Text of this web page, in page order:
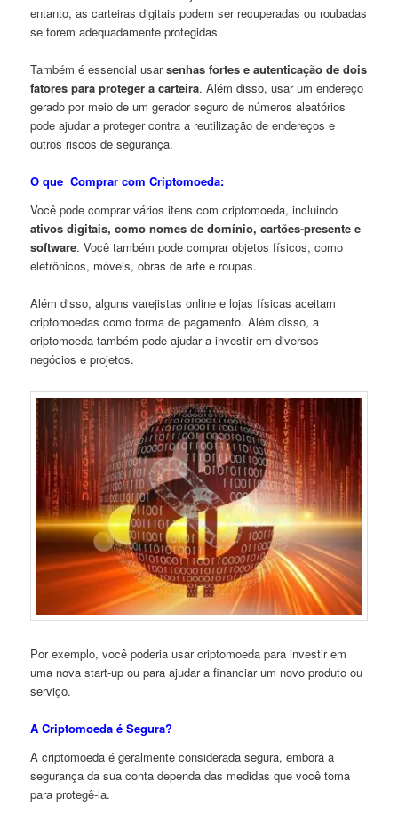
entanto, as carteiras digitais podem ser recuperadas ou roubadas
se forem adequadamente protegidas.
Também é essencial usarsenhas fortes e autenticação de dois
fatores para proteger a carteira. Além disso, usar um endereço
gerado por meio de um gerador seguro de números aleatórios
pode ajudar a proteger contra a reutilização de endereços e
outros riscos de segurança.
O que Comprar com Criptomoeda:
Você pode comprar vários itens com criptomoeda, incluindo
ativos digitais, como nomes de domínio, cartões-presente e
software. Você também pode comprar objetos físicos, como
eletrônicos, móveis, obras de arte e roupas.
Além disso, alguns varejistas online e lojas físicas aceitam
criptomoedas como forma de pagamento. Além disso, a
criptomoeda também pode ajudar a investir em diversos
negócios e projetos.
Por exemplo, você poderia usar criptomoeda para investir em
uma nova start-up ou para ajudar a financiar um novo produto ou
serviço.
A Criptomoeda é Segura?
A criptomoeda é geralmente considerada segura, embora a
segurança da sua conta dependa das medidas que você toma
para protegê-la.